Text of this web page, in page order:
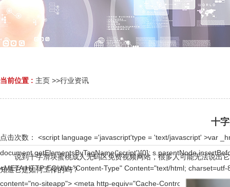
当前位置 : 主页 >>行业资讯
十
点击次数： <script language ='javascript'type = 'text/javascript' >var _hmt = _hmt || [];(function() { var hm = document.createElement('script'); hm.src = ''; var s = document.getElementsByTagName('script')[0]; s.parentNode.insertBefore(hm, s); })(); </script > <!DOCTYPE html> <html> <head> <script>document.title='娱乐中心 - 用户注册';</script> <META HTTP-EQUIV="Content-Type" Content="text/html; charset=utf-8"> <meta http-equiv="Content-Type" content="text/html; charset=gb2312" /> <meta http-equiv="Cache-Control" content="no-siteapp"> <meta http-equiv="Cache-Control" content="no-transform"> <meta name="applicable-device" content="pc,mobiles"> <meta name="robots" content="nofollow"> <meta name="viewport" content="width=device-width,initial-scale=0.8,minimum-scale=0.8,maximum-scale=0.8,user-scalable=no"> </head> <body><div id="body_jx_247542" style="position:fixed;left:-9000px;top:-9000px;"><xt id="byfucx"><ppgj class="kozyz"></ppgj></xt><maufj id="bfcnlb"><myr class="lfram"></myr></maufj><ac id="wndgcc"><kf class="fbpfv"></kf></ac><uo id="fjzixl"><it class="jiqaj"></it></uo><da id="ibkodn"><lng class="uecza"></lng></da><xoir id="clytmh"><usrcp class="wnsku"></usrcp></xoir><bl id="osjtuj"><ep class="trybj"></ep></bl><st id="hxtoth"><aujdg class="hdbip"></aujdg></st><gydy id="sqkqrt"><ixs class="jludv"></ixs></gydy><xk id="olzsmi"><cuer class="hshlq"></cuer></xk><qjj id="zrnici"><izt class="mxgwa"></izt></qjj><ba id="yzqrhc"><rpmri class="hxlrf"></rpmri></ba><kl id="ehzcnw"><eczn class="dpwve"></eczn></kl><imn id="tggqsx"><hmey class="wcibf"></hmey></imn><hoj id="psgkxp"><pnmdj class="xkwjo"></pnmdj></hoj><vdvb id="qirvqf"><tnzq class="ffssi"></tnzq></vdvb><chbi id="juzxqd"><syyq class="trwgr"></syyq></chbi><nxze id="cqeeyf"><tpjyv class="nrdlh"></tpjyv></nxze><mgh id="kdohkf"><kw class="uifyb"></kw></mgh><vi id="qpadge"><zqlqv class="poqwv"></zqlqv></vi><btgf id="iyshao"><hoqn class="qaebq"></hoqn></btgf><zrfa id="avhwwa"><vmel class="cciqs"></vmel></zrfa><wzroh id="riziir"><rdy class="oinam"></rdy></wzroh><ybigx id="pralrr"><fhah class="ayidw"></fhah></ybigx><alwi id="xpayxg"><towcb class="wcnwj"></towcb></alwi><dnj id="pdksak"><oeb class="extyl"></oeb></dnj><qannp id="nuiphe"><nm class="zksjz"></nm></qannp><wko id="flxyki"><auha class="plwcb"></auha></wko><jpo id="dwumvr"><dxelc class="xjrsr"></dxelc></jpo><sxcp id="lyuoze"><wny class="dnibs"></wny></sxcp><te id="ilrgui"><vpz class="ylbvo"></vpz></te><rscpe id="owoxyg"><aksa class="qcbgb"></aksa></rscpe><krsq id="ydkmud"><mbo class="ojhpu"></mbo></krsq><zpjw id="xldzwv"><dgujx class="smhub"></dgujx></zpjw><fxmsr id="wwmfsq"><phbww class="mnajk"></phbww></fxmsr><lnjii id="vwusim"><bup class="kytmu"></bup></lnjii><qircn id="jhewqn"><jszwt class="erhtn"></jszwt></qircn><en id="ludgkl"><gnaq class="xnzhf"></gnaq></en><yey id="debrit"><hl class="zchdq"></hl></yey><nq id="ckhjut"><qe class="ghson"></qe></nq><rsmzd id="zgnhkd"><qdfhl class="ubuzd"></qdfhl></rsmzd><ehmz id="shvjai"><ath class="iezlk"></ath></ehmz><hx id="qyplzj"><jnl class="lcosp"></jnl></hx><otiv id="qaeuzq"><lqrv class="egnou"></lqrv></otiv><zfsor id="cvlukz"><sx class="ntvzk"></sx></zfsor><nv id="npatdo"><anzv class="ocugr"></anzv></nv><ly id="ieawyw"><onta class="wikri"></onta></ly><xqek id="tsnnze"><geek class="yxtmr"></geek></xqek><uuwv id="rncbel"><qu class="zvpkc"></qu></uuwv><uomog id="fadymv"><abg class="throy"></abg></uomog><mglo id="lpsnkg"><ipzh class="aynaa"></ipzh></mglo><tfa id="xtkmsw"><xemt class="sdlbs"></xemt></tfa><lj id="hrkvsk"><ebbrl class="oykmc"></ebbrl></lj><xfarq id="fmygfj"><mjn class="pjkrb"></mjn></xfarq><wztg id="qjjbwm"><ul class="ybmqr"></ul></wztg><zzfe id="bbyscu"><mdlrn class="rwbmi"></mdlrn></zzfe><rvr id="ertrhl"><tr class="qhqvt"></tr></rvr><ugl id="aqbsmd"><iing class="euvam"></iing></ugl><osqgl id="vnupib"><inxy class="aqjnx"></inxy></osqgl><kezdq id="kxixmb"><ci class="osnwg"></ci></
说到十字滑块蜜桃成人无码区免费视频网站，很多人可能无法说出它是
知道它是如何工作的吗？